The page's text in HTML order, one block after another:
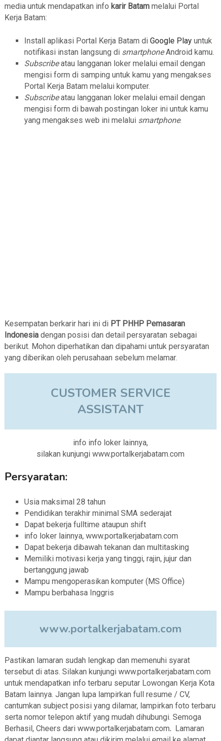
media untuk mendapatkan info karir Batammelalui Portal
Kerja Batam:
Install aplikasi Portal Kerja Batam di Google Playuntuk
notifikasi instan langsung di smartphoneAndroid kamu.
Subscribeatau langganan loker melalui email dengan
mengisi form di samping untuk kamu yang mengakses
Portal Kerja Batam melalui komputer.
Subscribeatau langganan loker melalui email dengan
mengisi form di bawah postingan loker ini untuk kamu
yang mengakses web ini melalui smartphone.
Kesempatan berkarir hari ini di PT PHHP Pemasaran
Indonesiadengan posisi dan detail persyaratan sebagai
berikut. Mohon diperhatikan dan dipahami untuk persyaratan
yang diberikan oleh perusahaan sebelum melamar.
CUSTOMER SERVICE
ASSISTANT
info info loker lainnya,
silakan kunjungi www.portalkerjabatam.com
Persyaratan:
Usia maksimal 28 tahun
Pendidikan terakhir minimal SMA sederajat
Dapat bekerja fulltime ataupun shift
info loker lainnya, www.portalkerjabatam.com
Dapat bekerja dibawah tekanan dan multitasking
Memiliki motivasi kerja yang tinggi, rajin, jujur dan
bertanggung jawab
Mampu mengoperasikan komputer (MS Office)
Mampu berbahasa Inggris
www.portalkerjabatam.com
Pastikan lamaran sudah lengkap dan memenuhi syarat
tersebut di atas. Silakan kunjungi www.portalkerjabatam.com
untuk mendapatkan info terbaru seputar Lowongan Kerja Kota
Batam lainnya. Jangan lupa lampirkan full resume / CV,
cantumkan subject posisi yang dilamar, lampirkan foto terbaru
serta nomor telepon aktif yang mudah dihubungi. Semoga
Berhasil, Cheers dari www.portalkerjabatam.com. Lamaran